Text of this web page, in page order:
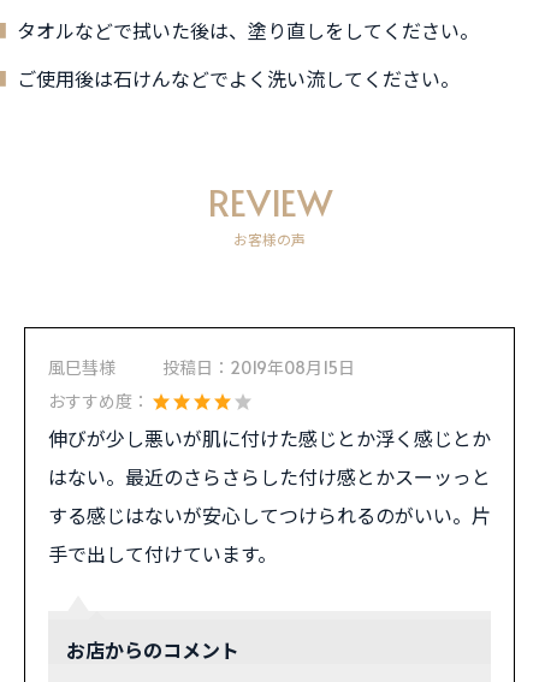
タオルなどで拭いた後は、塗り直しをしてください。
ご使用後は石けんなどでよく洗い流してください。
REVIEW
お客様の声
風巳彗様 投稿日： 2019年08月15日
おすすめ度：
伸びが少し悪いが肌に付けた感じとか浮く感じとか
はない。最近のさらさらした付け感とかスーッっと
する感じはないが安心してつけられるのがいい。片
手で出して付けています。
お店からのコメント